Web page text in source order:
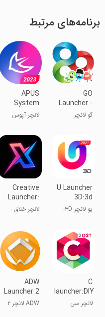
برنامه‌های مرتبط
GO
Launcher -
گو لانچر
APUS
System
لانچر آپوس
U Launcher
3D:3d
themes یو لانچر ۳D:
Creative
Launcher:
onehanded
لانچر خلاق -
C
launcher:DIY
themes,hide
لانچر سی
ADW
Launcher 2
ADW لانچر ۲